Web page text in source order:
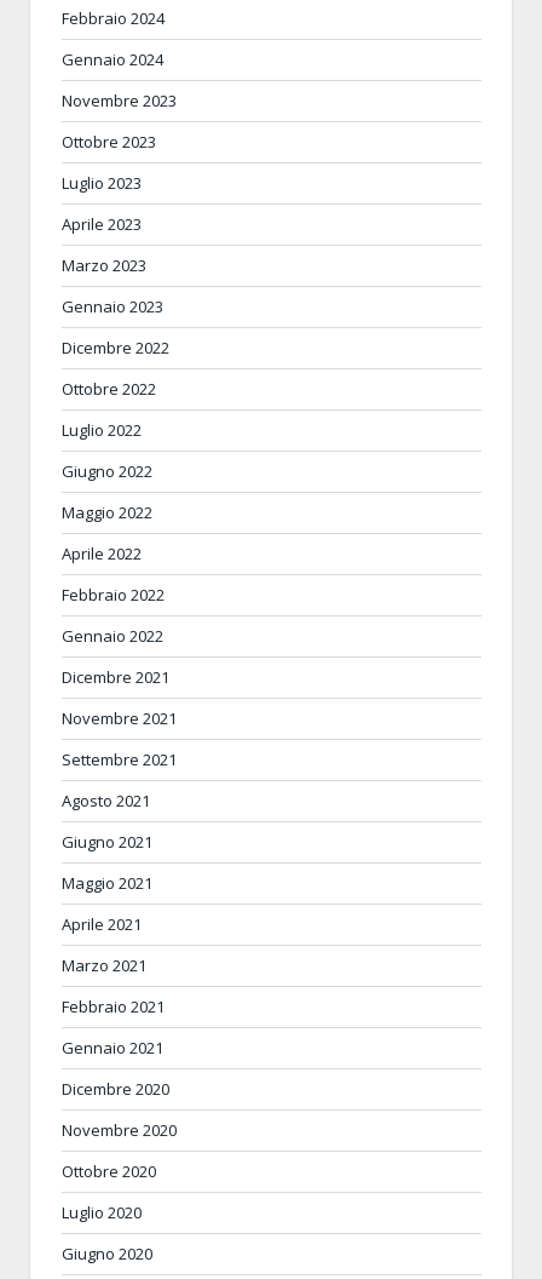
Febbraio 2024
Gennaio 2024
Novembre 2023
Ottobre 2023
Luglio 2023
Aprile 2023
Marzo 2023
Gennaio 2023
Dicembre 2022
Ottobre 2022
Luglio 2022
Giugno 2022
Maggio 2022
Aprile 2022
Febbraio 2022
Gennaio 2022
Dicembre 2021
Novembre 2021
Settembre 2021
Agosto 2021
Giugno 2021
Maggio 2021
Aprile 2021
Marzo 2021
Febbraio 2021
Gennaio 2021
Dicembre 2020
Novembre 2020
Ottobre 2020
Luglio 2020
Giugno 2020